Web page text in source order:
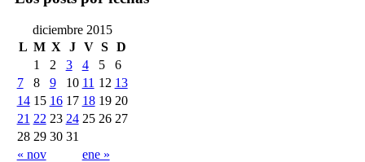
diciembre 2015
L M X J V S D
« nov ene »
1 2 3 4 5
6
7
8 9 10 11 12 13
14 15 16 17 18 19 20
21 22 23 24 25 26 27
28 29 30 31